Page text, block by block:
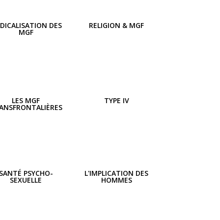
DES
MGF
RELIGION & MGF
LES MGF TYPE IV
PSYCHO-
SEXUELLE
L'IMPLICATION DES
HOMMES